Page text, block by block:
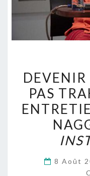
DEVENIR
PAS
8 Août